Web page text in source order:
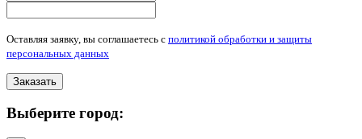
Оставляя заявку, вы соглашаетесь с политикой обработки и защиты
персональных данных
Заказать
Выберите город: